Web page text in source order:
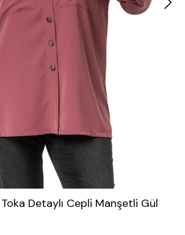
Detaylı Cepli Manşetli Gül